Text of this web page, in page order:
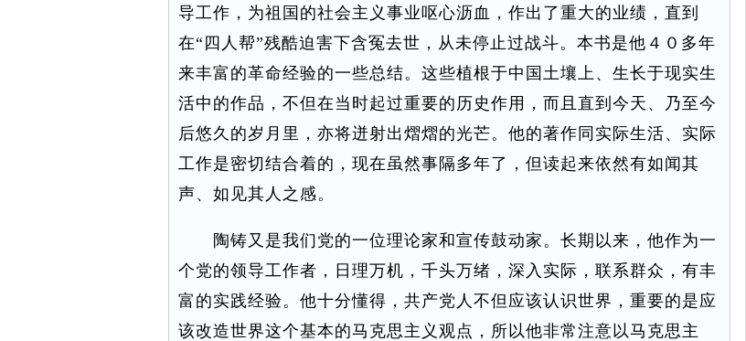
导工作，为祖国的社会主义事业呕心沥血，作出了重大的业绩，直到
在“四人帮”残酷迫害下含冤去世，从未停止过战斗。本书是他４０多年
来丰富的革命经验的一些总结。这些植根于中国土壤上、生长于现实生
活中的作品，不但在当时起过重要的历史作用，而且直到今天、乃至今
后悠久的岁月里，亦将迸射出熠熠的光芒。他的著作同实际生活、实际
工作是密切结合着的，现在虽然事隔多年了，但读起来依然有如闻其
声、如见其人之感。
陶铸又是我们党的一位理论家和宣传鼓动家。长期以来，他作为一
个党的领导工作者，日理万机，千头万绪，深入实际，联系群众，有丰
富的实践经验。他十分懂得，共产党人不但应该认识世界，重要的是应
该改造世界这个基本的马克思主义观点，所以他非常注意以马克思主